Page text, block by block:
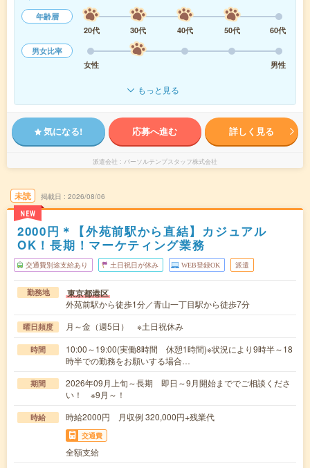
年齢層
20代
30代 40代 50代
60代
男女比率
女性
男性
もっと見る
気になる! 応募へ進む 詳しく見る
派遣会社 パーソルテンプスタッフ株式会社
未読
NEW
掲載日 2026/08/06
2000円＊【外苑前駅から直結】カジュアル
OK！長期！マーケティング業務
交通費別途支給あり 土日祝日が休み WEB登録OK 派遣
勤務地 東京都港区
外苑前駅から徒歩1分／青山一丁目駅から徒歩7分
曜日頻度 月～金（週5日） ※土日祝休み
時間
10:00～19:00(実働8時間 休憩1時間)※状況により9時半～18
時半での勤務をお願いする場合…
期間
2026年09月上旬～長期 即日～9月開始まででご相談くださ
い！ ※9月～！
時給 時給2000円 月収例 320,000円+残業代
交通費
全額支給